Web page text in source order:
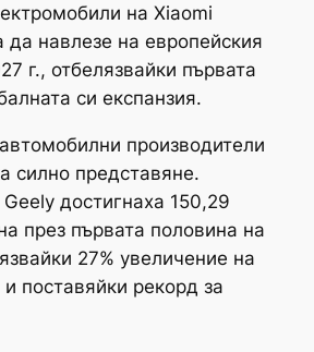
на Xiaomi
навлезе на европейския
г., отбелязвайки първата
си експанзия.
производители
силно представяне.
достигнаха 150,29
през първата половина на
27% увеличение на
поставяйки рекорд за